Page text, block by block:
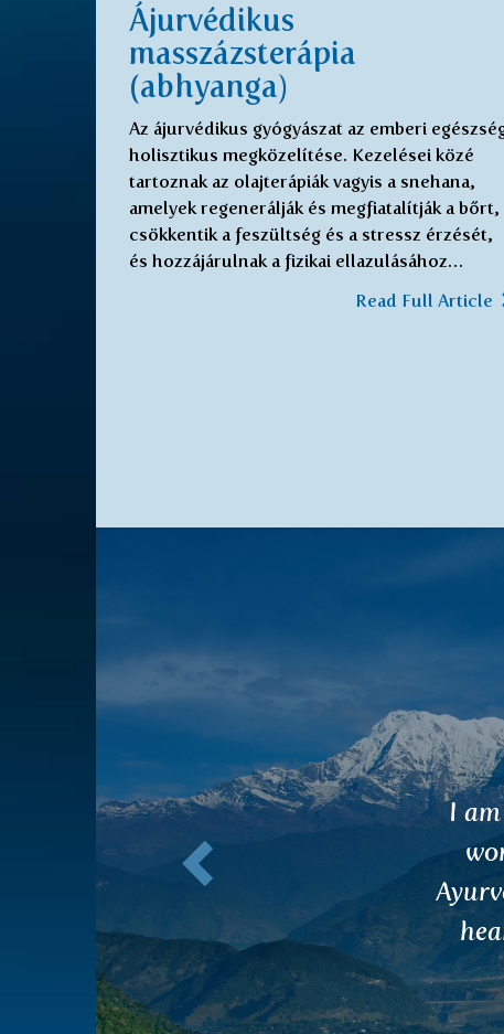
Ájurvédikus
masszázsterápia
(abhyanga)
Az ájurvédikus gyógyászat az emberi
holisztikus megközelítése. Kezelései közé
tartoznak az olajterápiák vagyis a snehana,
amelyek regenerálják és megfiatalítják a bőrt,
csökkentik a feszültség és a stressz érzését,
és hozzájárulnak a fizikai ellazulásához…
Read Full Article
Előző